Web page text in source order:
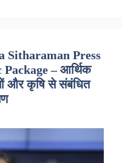
Sitharaman Press
– आर्थिक
और कृषि से संबंधित